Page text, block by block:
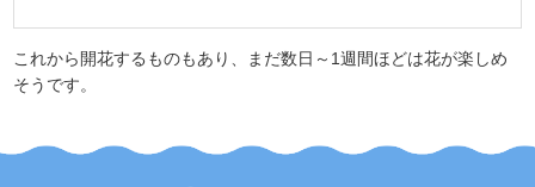
これから開花するものもあり、まだ数日～1週間ほどは花が楽しめ
そうです。